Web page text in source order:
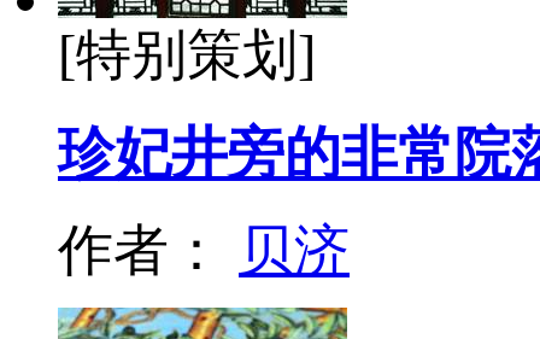
[特别策划]
珍妃井旁的非常院
作者： 贝济